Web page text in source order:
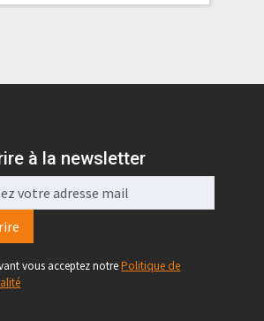
à la newsletter
vous acceptez notrePolitique de